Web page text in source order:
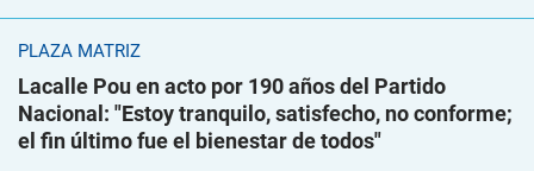
PLAZA MATRIZ
Lacalle Pou en acto por 190 años del Partido
Nacional: "Estoy tranquilo, satisfecho, no conforme;
el fin último fue el bienestar de todos"